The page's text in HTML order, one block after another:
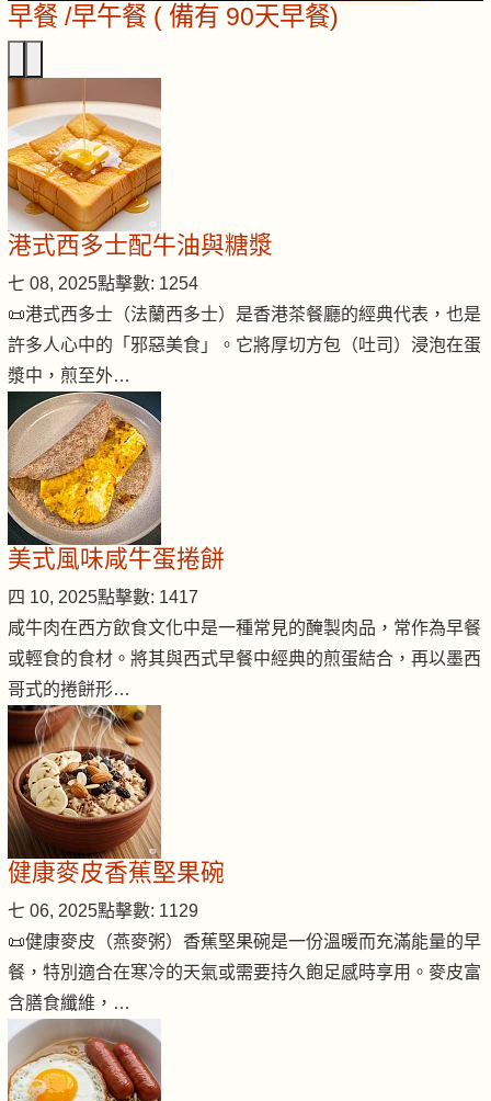
早餐 /早午餐 ( 備有 90天早餐)
港式西多士配牛油與糖漿
七 08, 2025點擊數: 1254
📜港式西多士（法蘭西多士）是香港茶餐廳的經典代表，也是
許多人心中的「邪惡美食」。它將厚切方包（吐司）浸泡在蛋
漿中，煎至外…
美式風味咸牛蛋捲餅
四 10, 2025點擊數: 1417
咸牛肉在西方飲食文化中是一種常見的醃製肉品，常作為早餐
或輕食的食材。將其與西式早餐中經典的煎蛋結合，再以墨西
哥式的捲餅形…
健康麥皮香蕉堅果碗
七 06, 2025點擊數: 1129
📜健康麥皮（燕麥粥）香蕉堅果碗是一份溫暖而充滿能量的早
餐，特別適合在寒冷的天氣或需要持久飽足感時享用。麥皮富
含膳食纖維，…